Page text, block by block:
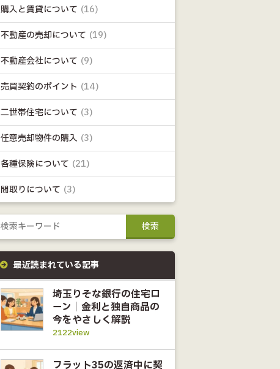
購入と賃貸について (16)
不動産の売却について (19)
不動産会社について (9)
売買契約のポイント (14)
二世帯住宅について (3)
任意売却物件の購入 (3)
各種保険について (21)
間取りについて (3)
最近読まれている記事
埼玉りそな銀行の住宅ロ
ーン｜金利と独自商品の
今をやさしく解説
2122view
フラット35の返済中に契